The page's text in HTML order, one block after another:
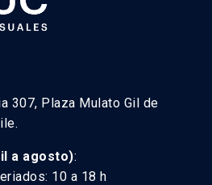
307, Plaza Mulato Gil de
a agosto):
10 a 18 h